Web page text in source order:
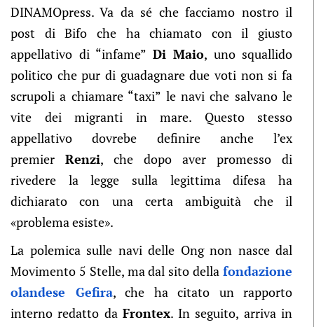
DINAMOpress. Va da sé che facciamo nostro il
post di Bifo che ha chiamato con il giusto
appellativo di “infame” Di Maio, uno squallido
politico che pur di guadagnare due voti non si fa
scrupoli a chiamare “taxi” le navi che salvano le
vite dei migranti in mare. Questo stesso
appellativo dovrebe definire anche l’ex
premier Renzi, che dopo aver promesso di
rivedere la legge sulla legittima difesa ha
dichiarato con una certa ambiguità che il
«problema esiste».
La polemica sulle navi delle Ong non nasce dal
Movimento 5 Stelle, ma dal sito della fondazione
olandese Gefira, che ha citato un rapporto
interno redatto da Frontex. In seguito, arriva in